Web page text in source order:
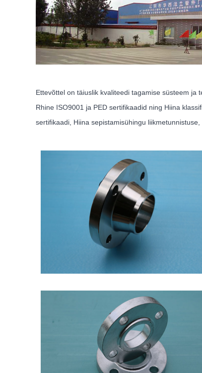
Ettevõttel on täiuslik kvaliteedi tagamise süsteem
Rhine ISO9001 ja PED sertifikaadid ning Hiina
sertifikaadi, Hiina sepistamisühingu